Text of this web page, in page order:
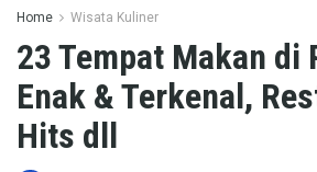
Home Wisata Kuliner
23 Tempat Makan di
Enak & Terkenal,
Hits dll